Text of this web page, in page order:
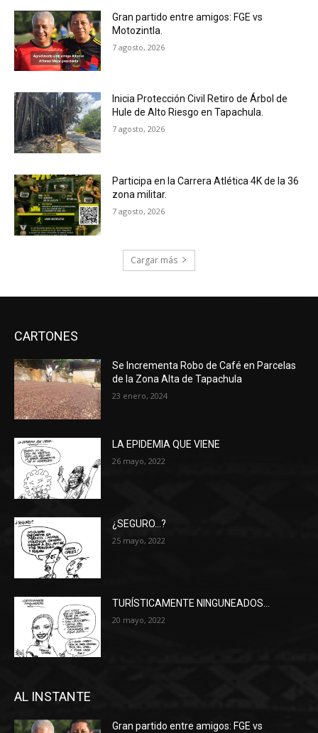
Gran partido entre amigos: FGE vs
Motozintla.
7 agosto, 2026
Inicia Protección Civil Retiro de Árbol de
Hule de Alto Riesgo en Tapachula.
7 agosto, 2026
Participa en la Carrera Atlética 4K de la 36
zona militar.
7 agosto, 2026
Cargar más
CARTONES
Se Incrementa Robo de Café en Parcelas
de la Zona Alta de Tapachula
23 enero, 2024
LA EPIDEMIA QUE VIENE
26 mayo, 2022
¿SEGURO…?
25 mayo, 2022
TURÍSTICAMENTE NINGUNEADOS…
20 mayo, 2022
AL INSTANTE
Gran partido entre amigos: FGE vs